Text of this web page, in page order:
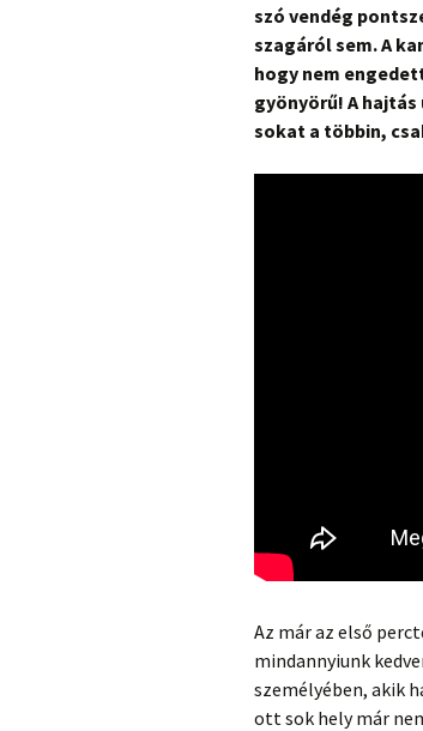
szó vendég
szagáról sem. A
hogy nem
gyönyörű! A
sokat a többin,
Az már az első
mindannyiunk
személyében, akik
ott sok hely már